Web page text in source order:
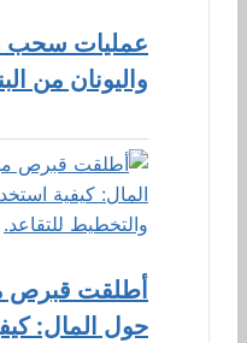
عمليات سحب
واليونان من
أطلقت قبرص
حول المال: